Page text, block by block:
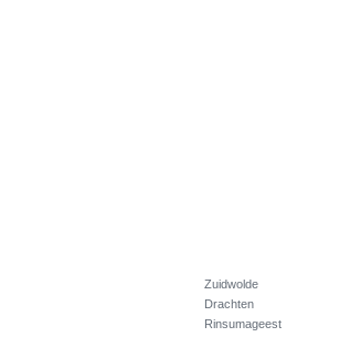
Zuidwolde
Drachten
Rinsumageest